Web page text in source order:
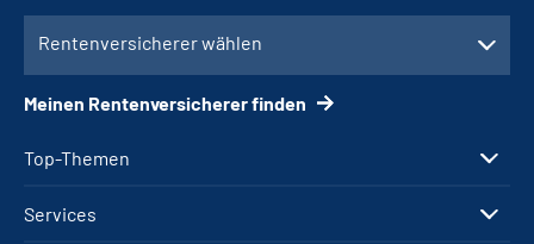
Top-Themen
Services
Rentenversicherer wählen
Meinen Rentenversicherer finden